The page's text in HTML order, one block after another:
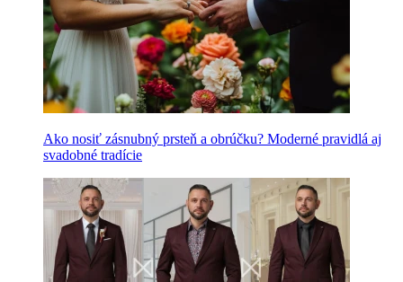
Ako nosiť zásnubný prsteň a obrúčku? Moderné pravidlá aj
svadobné tradície